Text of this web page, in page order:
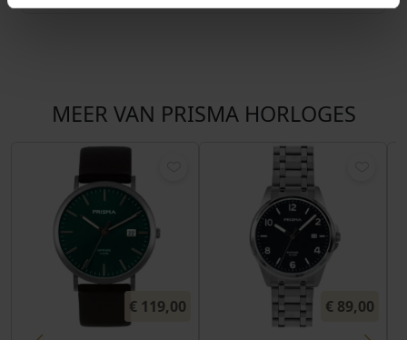
MEER VAN PRISMA HORLOGES
€ 119,00 € 89,00